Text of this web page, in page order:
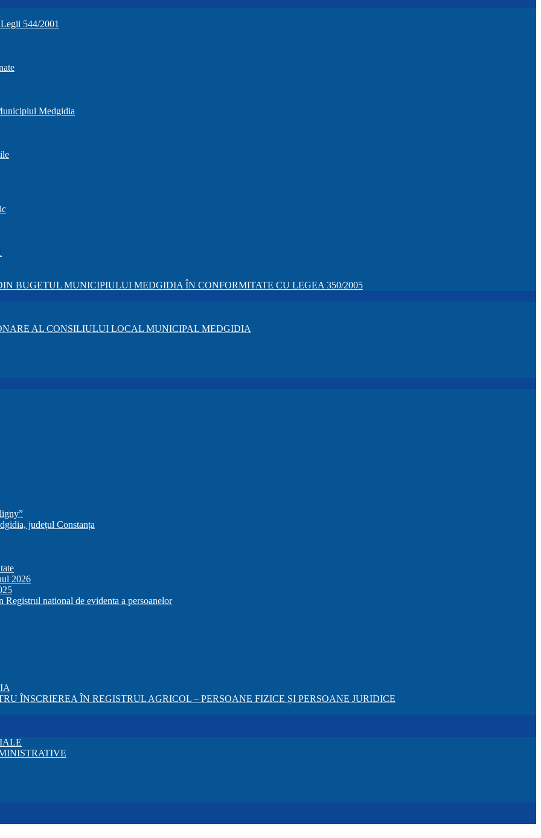
544/2001
Medgidia
BUGETUL MUNICIPIULUI MEDGIDIA ÎN CONFORMITATE CU LEGEA 350/2005
AL CONSILIULUI LOCAL MUNICIPAL MEDGIDIA
județul Constanța
2026
national de evidenta a persoanelor
ÎNSCRIEREA ÎN REGISTRUL AGRICOL – PERSOANE FIZICE ȘI PERSOANE JURIDICE